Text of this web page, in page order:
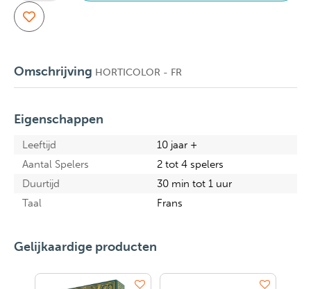
Omschrijving HORTICOLOR - FR
Eigenschappen
Leeftijd
10 jaar +
Aantal Spelers
2 tot 4 spelers
Duurtijd
30 min tot 1 uur
Taal
Frans
Gelijkaardige producten